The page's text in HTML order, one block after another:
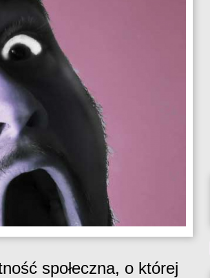
społeczna, o której